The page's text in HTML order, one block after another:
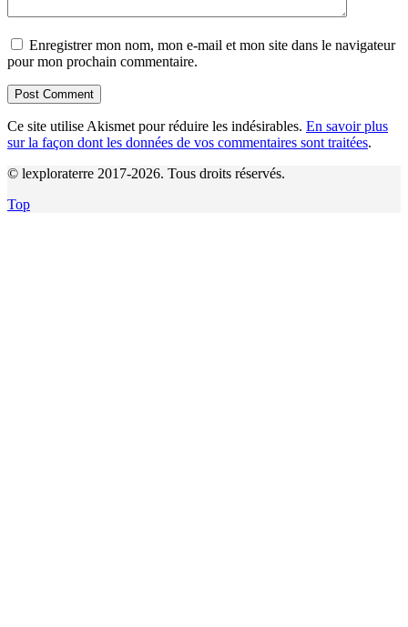
Enregistrer mon nom, mon e-mail et mon site dans le navigateur
pour mon prochain commentaire.
Ce site utilise Akismet pour réduire les indésirables. En savoir plus
sur la façon dont les données de vos commentaires sont traitées.
© lexploraterre 2017-2026. Tous droits réservés.
Top